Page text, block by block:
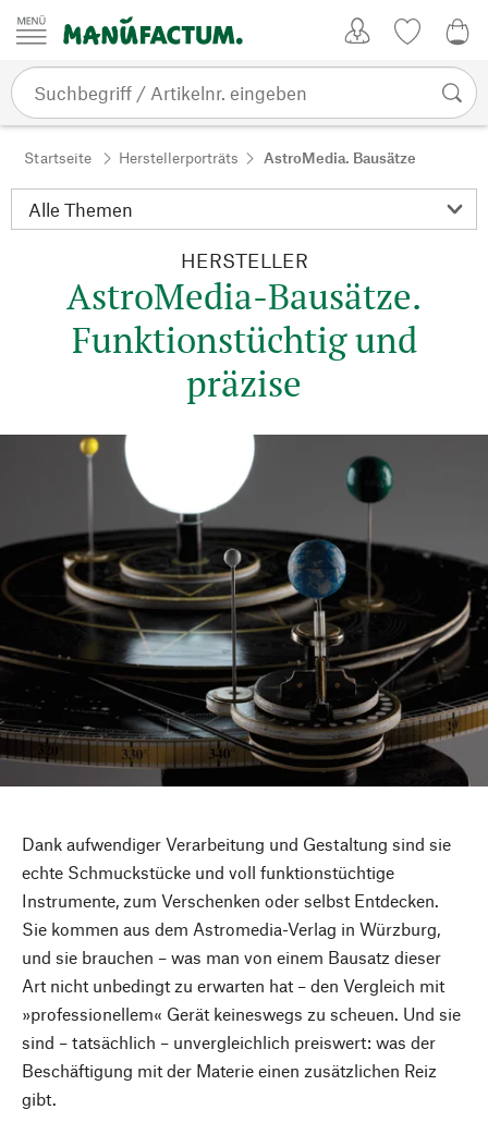
Zum Inhalt springen
Startseite Herstellerporträts AstroMedia. Bausätze
HERSTELLER
AstroMedia-Bausätze.
Funktionstüchtig und
präzise
Dank aufwendiger Verarbeitung und Gestaltung sind sie
echte Schmuckstücke und voll funktionstüchtige
Instrumente, zum Verschenken oder selbst Entdecken.
Sie kommen aus dem Astromedia-Verlag in Würzburg,
und sie brauchen – was man von einem Bausatz dieser
Art nicht unbedingt zu erwarten hat – den Vergleich mit
»professionellem« Gerät keineswegs zu scheuen. Und sie
sind – tatsächlich – unvergleichlich preiswert: was der
Beschäftigung mit der Materie einen zusätzlichen Reiz
gibt.